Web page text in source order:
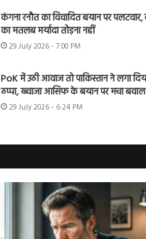
कंगना रनौत का विवादित बयान पर
का मतलब मर्यादा तोड़ना नहीं
29 July 2026 - 7:00 PM
PoK में उठी आवाज तो पाकिस्तान ने लगा
ठप्पा, ख्वाजा आसिफ के बयान पर मचा बवाल
29 July 2026 - 6:24 PM